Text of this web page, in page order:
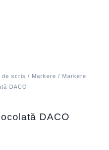
de scris / Markere / Markere
DACO
DACO